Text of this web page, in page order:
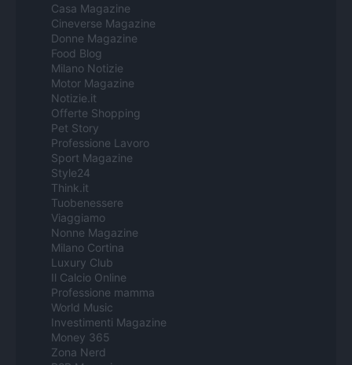
Casa Magazine
Cineverse Magazine
Donne Magazine
Food Blog
Milano Notizie
Motor Magazine
Notizie.it
Offerte Shopping
Pet Story
Professione Lavoro
Sport Magazine
Style24
Think.it
Tuobenessere
Viaggiamo
Nonne Magazine
Milano Cortina
Luxury Club
Il Calcio Online
Professione mamma
World Music
Investimenti Magazine
Money 365
Zona Nerd